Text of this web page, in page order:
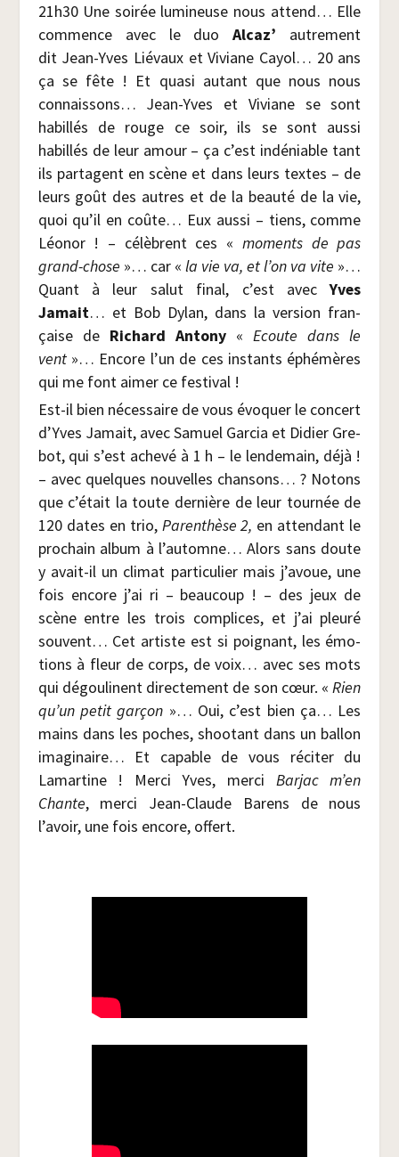
21h30 Une soi­rée lumi­neuse nous attend… Elle
com­mence avec le duoAlcaz’ autre­ment
dit Jean-Yves Lié­vaux et Viviane Cayol… 20 ans
ça se fête ! Et qua­si autant que nous nous
connais­sons… Jean-Yves et Viviane se sont
habillés de rouge ce soir, ils se sont aus­si
habillés de leur amour – ça c’est indé­niable tant
ils par­tagent en scène et dans leurs textes – de
leurs goût des autres et de la beau­té de la vie,
quoi qu’il en coûte… Eux aus­si – tiens, comme
Léo­nor ! – célèbrent ces « moments de pas
grand-chose »… car « la vie va, et l’on va vite »…
Quant à leur salut final, c’est avecYves
Jamait… et Bob Dylan, dans la ver­sion fran­
çaise de Richard Anto­ny«Ecoute dans le
vent»… Encore l’un de ces ins­tants éphé­mères
qui me font aimer ce festival !
Est-il bien néces­saire de vous évo­quer le concert
d’Yves Jamait, avec Samuel Gar­cia et Didier Gre­
bot, qui s’est ache­vé à 1 h – le len­de­main, déjà !
– avec quelques nou­velles chan­sons… ? Notons
que c’était la toute der­nière de leur tour­née de
120 dates en trio, Paren­thèse 2, en atten­dant le
pro­chain album à l’automne… Alors sans doute
y avait-il un cli­mat par­ti­cu­lier mais j’avoue, une
fois encore j’ai ri – beau­coup ! – des jeux de
scène entre les trois com­plices, et j’ai pleu­ré
sou­vent… Cet artiste est si poi­gnant, les émo­
tions à fleur de corps, de voix… avec ses mots
qui dégou­linent direc­te­ment de son cœur. «Rien
qu’un petit gar­çon »… Oui, c’est bien ça… Les
mains dans les poches, shoo­tant dans un bal­lon
ima­gi­naire… Et capable de vous réci­ter du
Lamar­tine ! Mer­ci Yves, mer­ci Bar­jac m’en
Chante, mer­ci Jean-Claude Barens de nous
l’avoir, une fois encore, offert.